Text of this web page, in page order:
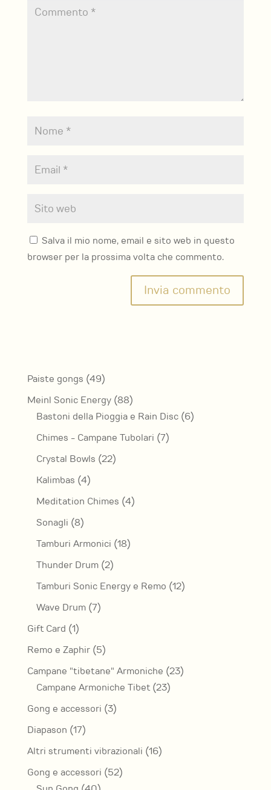
Salva il mio nome, email e sito web in questo
browser per la prossima volta che commento.
Paiste gongs 4949
prodotti
Meinl Sonic Energy 8888
prodotti
Bastoni della Pioggia e Rain Disc 66
Chimes - Campane Tubolari 77
Crystal Bowls 2222
Kalimbas 44
prodotti
Meditation Chimes 44
Sonagli 88
prodotti
Tamburi Armonici 1818
Thunder Drum 22
prodotti
Tamburi Sonic Energy e Remo 1212
Wave Drum 77
Gift Card 11
prodotto
Remo e Zaphir 55
prodotti
Campane "tibetane" Armoniche 2323
Campane Armoniche Tibet 2323
Gong e accessori 33
Diapason 1717
prodotti
Altri strumenti vibrazionali 1616
Gong e accessori 5252